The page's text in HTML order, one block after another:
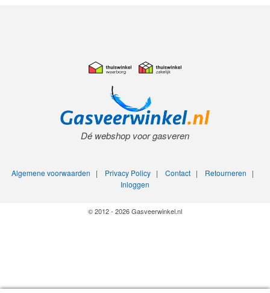
Dé webshop voor gasveren
Algemene voorwaarden | Privacy Policy| Contact| Retourneren |
Inloggen
© 2012 - 2026 Gasveerwinkel.nl